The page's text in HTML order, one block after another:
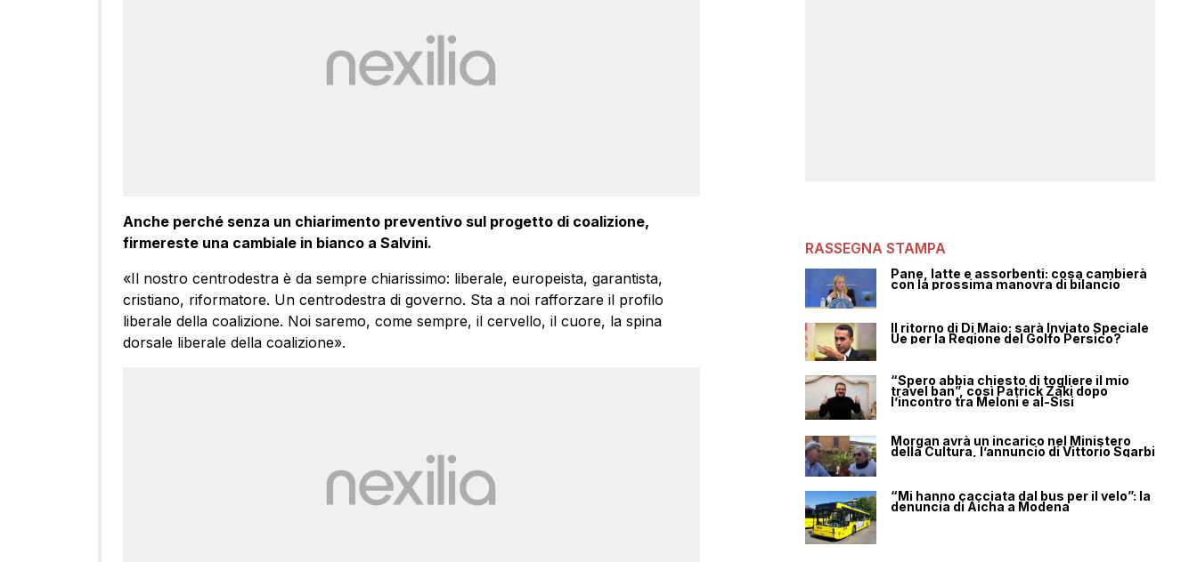
Anche perché senza un chiarimento preventivo sul progetto di coalizione,
firmereste una cambiale in bianco a Salvini.
«Il nostro centrodestra è da sempre chiarissimo: liberale, europeista, garantista,
cristiano, riformatore. Un centrodestra di governo. Sta a noi rafforzare il profilo
liberale della coalizione. Noi saremo, come sempre, il cervello, il cuore, la spina
dorsale liberale della coalizione».
RASSEGNA STAMPA
Pane, latte e assorbenti: cosa cambierà
con la prossima manovra di bilancio
Il ritorno di Di Maio: sarà Inviato Speciale
Ue per la Regione del Golfo Persico?
“Spero abbia chiesto di togliere il mio
travel ban”, così Patrick Zaki dopo
l’incontro tra Meloni e al-Sisi
Morgan avrà un incarico nel Ministero
della Cultura, l’annuncio di Vittorio Sgarbi
“Mi hanno cacciata dal bus per il velo”: la
denuncia di Aicha a Modena